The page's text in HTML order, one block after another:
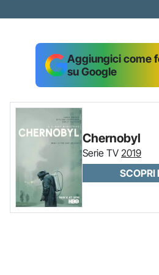
Aggiungici come
su Google
Chernobyl
Serie TV 2019
SCOPRI